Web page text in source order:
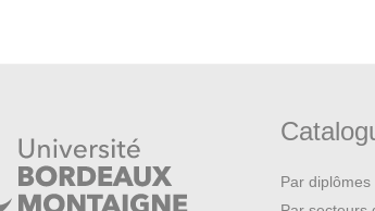
Par diplômes